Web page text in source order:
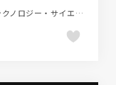
イエロー系、イラスト、タイポグラフィー、テクノロジー・サイエンス、フラットデザイン、ブルー系、ホワイト系、モーション多め、大きめ写真、新卒・中途採用サイト